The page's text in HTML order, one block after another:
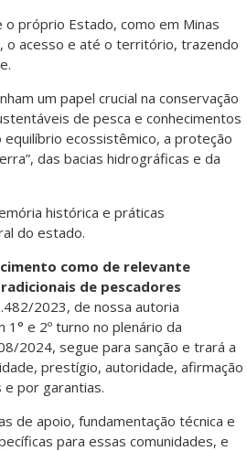
próprio Estado, como em Minas
o acesso e até o território, trazendo
um papel crucial na conservação
de pesca e conhecimentos
ecossistêmico, a proteção
das bacias hidrográficas e da
histórica e práticas
do estado.
como de relevante
de pescadores
2023, de nossa autoria
e 2º turno no plenário da
2024, segue para sanção e trará a
prestígio, autoridade, afirmação
e por garantias.
de apoio, fundamentação técnica e
para essas comunidades, e